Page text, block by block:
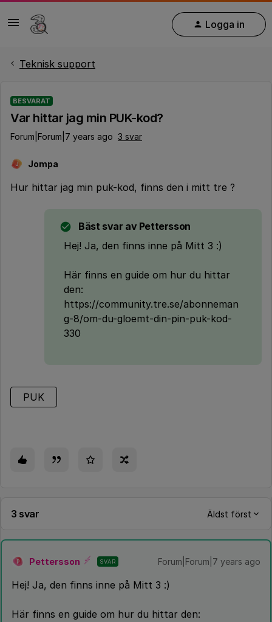
Logga in
Teknisk support
BESVARAT
Var hittar jag min PUK-kod?
Forum|Forum|7 years ago 3 svar
J Jompa
Hur hittar jag min puk-kod, finns den i mitt tre ?
Bäst svar av Pettersson
Hej! Ja, den finns inne på Mitt 3 :)
Här finns en guide om hur du hittar
den:
https://community.tre.se/abonneman
g-8/om-du-gloemt-din-pin-puk-kod-
330
PUK
3 svar Äldst först
P Pettersson SVAR Forum|Forum|7 years ago
Hej! Ja, den finns inne på Mitt 3 :)
Här finns en guide om hur du hittar den: